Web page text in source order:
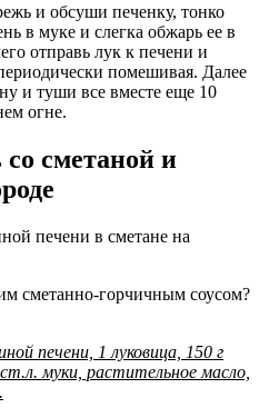
и обсуши печенку, тонко
в муке и слегка обжарь ее в
отправь лук к печени и
помешивая. Далее
и туши все вместе еще 10
огне.
сметаной и
сметанно-горчичным соусом?
печени, 1 луковица, 150 г
муки, растительное масло,